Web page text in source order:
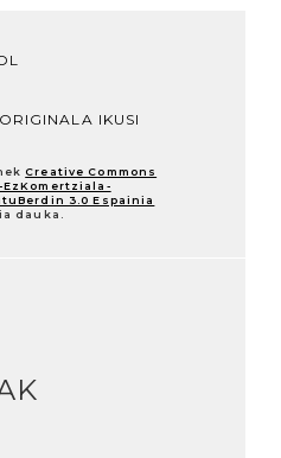
IKUSI
Creative Commons
3.0 Espainia
dauka.